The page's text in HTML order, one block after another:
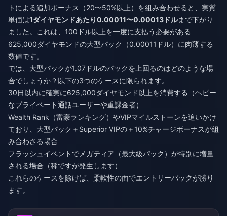
トによる追加ボーナス（20〜50%以上）を組み合わせると、実質
単価は1ダイヤモンドあたり0.00011〜0.00013ドルまで下がり
ました。これは、100ドル以上を一度に支払う必要がある
625,000ダイヤモンドの大型パック（0.00011ドル）に肉薄する
数値です。
では、大型パックが1.07ドルのパックを上回るのはどのような場
合でしょうか？以下の3つのケースに限られます。
30日以内に確実に625,000ダイヤモンド以上を消費する（ヘビー
なプライベート通話ユーザーや重課金者）
Wealth Rank（富豪ランキング）やVIPマイルストーンを追いかけ
ており、大型パック＋Superior VIPの＋10%チャージボーナスが組
み合わさる場合
フラッシュイベントでメガティア（最大級パック）が特別に増量
される場合（稀ですが発生します）
これらのケースを除けば、柔軟性の面でエントリーパックが勝り
ます。